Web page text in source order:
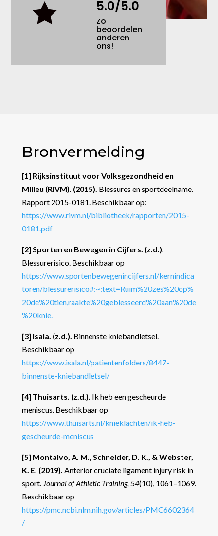
 5.0/5.0
Zo
beoordelen
anderen
ons!
Bronvermelding
[1] Rijksinstituut voor Volksgezondheid en
Milieu (RIVM). (2015). Blessures en sportdeelname.
Rapport 2015-0181. Beschikbaar op:
https://www.rivm.nl/bibliotheek/rapporten/2015-
0181.pdf
[2] Sporten en Bewegen in Cijfers. (z.d.).
Blessurerisico. Beschikbaar op
https://www.sportenbewegenincijfers.nl/kernindica
toren/blessurerisico#:~:text=Ruim%20zes%20op%
20de%20tien,raakte%20geblesseerd%20aan%20de
%20knie.
[3] Isala. (z.d.). Binnenste kniebandletsel.
Beschikbaar op
https://www.isala.nl/patientenfolders/8447-
binnenste-kniebandletsel/
[4] Thuisarts. (z.d.). Ik heb een gescheurde
meniscus. Beschikbaar op
https://www.thuisarts.nl/knieklachten/ik-heb-
gescheurde-meniscus
[5] Montalvo, A. M., Schneider, D. K., & Webster,
K. E. (2019). Anterior cruciate ligament injury risk in
sport. Journal of Athletic Training, 54(10), 1061–1069.
Beschikbaar op
https://pmc.ncbi.nlm.nih.gov/articles/PMC6602364
/